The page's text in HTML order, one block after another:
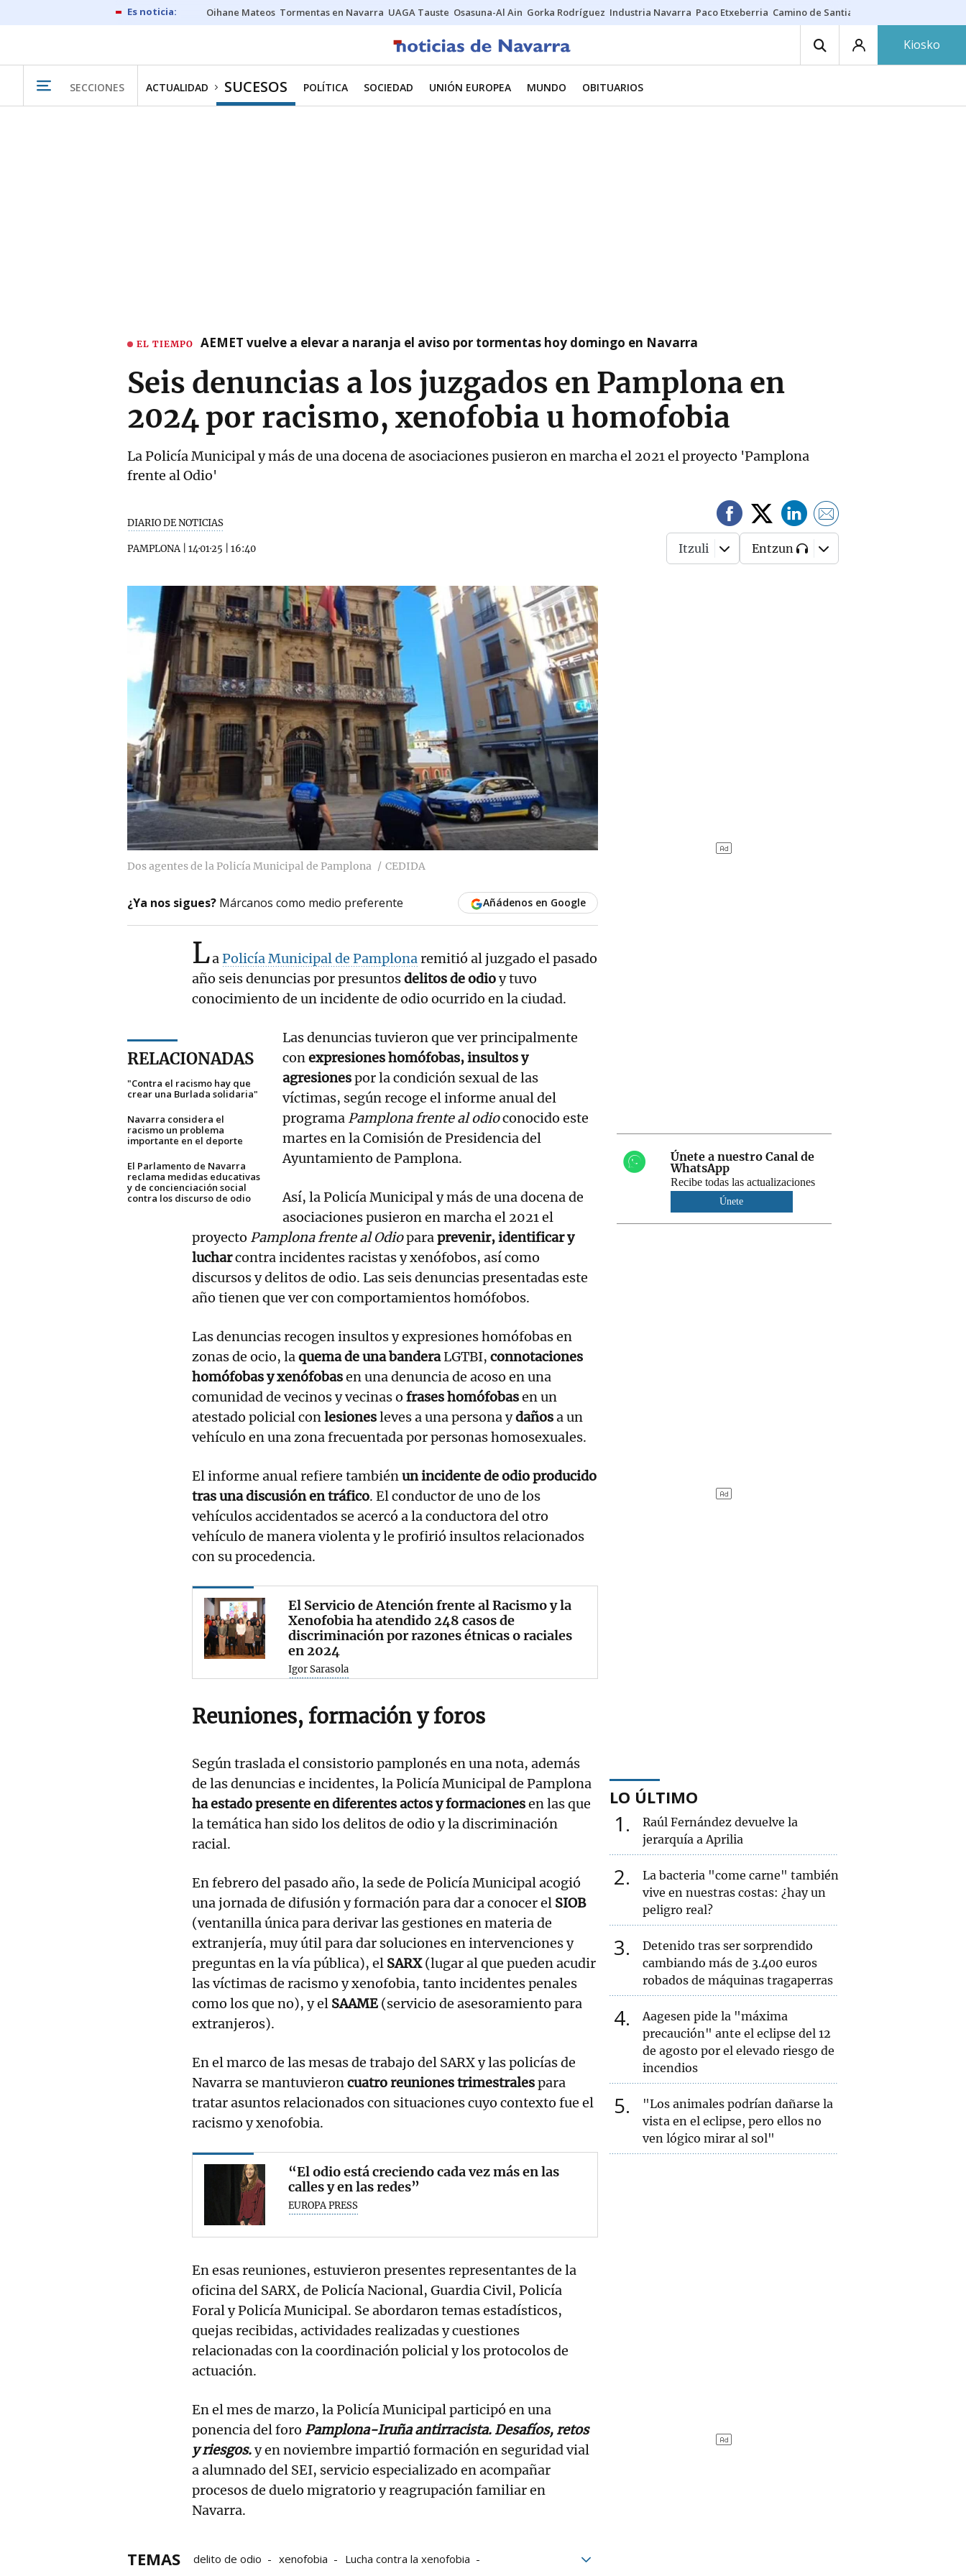
Oihane Mateos Tormentas en Navarra UAGA Tauste Osasuna-Al Ain Gorka Rodríguez Industria Navarra Paco Etxeberria Camino de Santiago
Kiosko
SECCIONES ACTUALIDAD SUCESOS POLÍTICA SOCIEDAD UNIÓN EUROPEA MUNDO OBITUARIOS
EL TIEMPO AEMET vuelve a elevar a naranja el aviso por tormentas hoy domingo en Navarra
Seis denuncias a los juzgados en Pamplona en
2024 por racismo, xenofobia u homofobia
La Policía Municipal y más de una docena de asociaciones pusieron en marcha el 2021 el proyecto 'Pamplona
frente al Odio'
DIARIO DE NOTICIAS
PAMPLONA| 14·01·25 16:40 Itzuli Entzun
Dos agentes de la Policía Municipal de Pamplona CEDIDA
¿Ya nos sigues? Márcanos como medio preferente Añádenos en Google
LaPolicía Municipal de Pamplonaremitió al juzgado el pasado
año seis denuncias por presuntosdelitos de odioy tuvo
conocimiento de un incidente de odio ocurrido en la ciudad.
RELACIONADAS
"Contra el racismo hay que
crear una Burlada solidaria"
Navarra considera el
racismo un problema
importante en el deporte
El Parlamento de Navarra
reclama medidas educativas
y de concienciación social
contra los discurso de odio
Las denuncias tuvieron que ver principalmente
conexpresiones homófobas, insultos y
agresionespor la condición sexual de las
víctimas, según recoge el informe anual del
programa Pamplona frente al odioconocido este
martes en la Comisión de Presidencia del
Ayuntamiento de Pamplona.
Así, la Policía Municipal y más de una docena de
asociaciones pusieron en marcha el 2021 el
proyecto Pamplona frente al Odioparaprevenir, identificar y
lucharcontra incidentes racistas y xenófobos, así como
discursos y delitos de odio. Las seis denuncias presentadas este
año tienen que ver con comportamientos homófobos.
Las denuncias recogen insultos y expresiones homófobas en
zonas de ocio, laquema de una banderaLGTBI, connotaciones
homófobas y xenófobasen una denuncia de acoso en una
comunidad de vecinos y vecinas o frases homófobasen un
atestado policial conlesionesleves a una persona ydañosa un
vehículo en una zona frecuentada por personas homosexuales.
El informe anual refiere tambiénun incidente de odio producido
tras una discusión en tráfico. El conductor de uno de los
vehículos accidentados se acercó a la conductora del otro
vehículo de manera violenta y le profirió insultos relacionados
con su procedencia.
El Servicio de Atención frente al Racismo y la
Xenofobia ha atendido 248 casos de
discriminación por razones étnicas o raciales
en 2024
Igor Sarasola
Reuniones, formación y foros
Según traslada el consistorio pamplonés en una nota, además
de las denuncias e incidentes, la Policía Municipal de Pamplona
ha estado presente en diferentes actos y formacionesen las que
la temática han sido los delitos de odio y la discriminación
racial.
En febrero del pasado año, la sede de Policía Municipal acogió
una jornada de difusión y formación para dar a conocer el SIOB
(ventanilla única para derivar las gestiones en materia de
extranjería, muy útil para dar soluciones en intervenciones y
preguntas en la vía pública), el SARX(lugar al que pueden acudir
las víctimas de racismo y xenofobia, tanto incidentes penales
como los que no), y el SAAME (servicio de asesoramiento para
extranjeros).
En el marco de las mesas de trabajo del SARX y las policías de
Navarra se mantuvieroncuatro reuniones trimestralespara
tratar asuntos relacionados con situaciones cuyo contexto fue el
racismo y xenofobia.
“El odio está creciendo cada vez más en las
calles y en las redes”
EUROPA PRESS
En esas reuniones, estuvieron presentes representantes de la
oficina del SARX, de Policía Nacional, Guardia Civil, Policía
Foral y Policía Municipal. Se abordaron temas estadísticos,
quejas recibidas, actividades realizadas y cuestiones
relacionadas con la coordinación policial y los protocolos de
actuación.
En el mes de marzo, la Policía Municipal participó en una
ponencia del foro Pamplona-Iruña antirracista. Desafíos, retos
y riesgos.y en noviembre impartió formación en seguridad vial
a alumnado del SEI, servicio especializado en acompañar
procesos de duelo migratorio y reagrupación familiar en
Navarra.
TEMAS delito de odio xenofobia
Lucha contra la xenofobia
Únete a nuestro Canal de
WhatsApp
Recibe todas las actualizaciones
Únete
LO ÚLTIMO
1
Raúl Fernández devuelve la
jerarquía a Aprilia
2
La bacteria "come carne" también
vive en nuestras costas: ¿hay un
peligro real?
3
Detenido tras ser sorprendido
cambiando más de 3.400 euros
robados de máquinas tragaperras
4
Aagesen pide la "máxima
precaución" ante el eclipse del 12
de agosto por el elevado riesgo de
incendios
5
"Los animales podrían dañarse la
vista en el eclipse, pero ellos no
ven lógico mirar al sol"